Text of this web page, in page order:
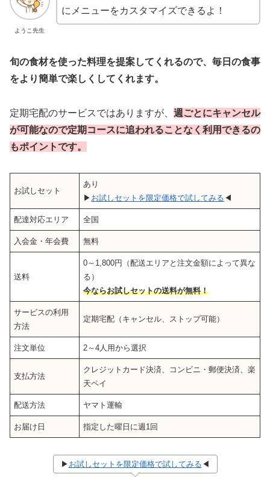
ようこ先生
にメニューをカスタマイズできるよ！
旬の食材を使った料理を提案してくれるので、毎日の食事
をより簡単で楽しくしてくれます。
定期宅配のサービスではありますが、 週ごとにキャンセル
が可能なので定期コースに追われることなく利用できるの
もポイントです。
お試しセット
あり
▶ お試しセットを限定価格で試してみる ◀
配達対応エリア 全国
入会金・年会費 無料
送料
0～1,800円（配送エリアと注文金額によって異な
る）
今ならお試しセットの送料が無料！
サービスの利用
方法
定期宅配（キャンセル、ストップ可能）
注文単位 2～4人用から選択
支払方法
クレジットカード決済、コンビニ・郵便決済、楽
天ペイ
配送方法 ヤマト運輸
お届け日 指定した曜日に週1回
▶ お試しセットを限定価格で試してみる ◀